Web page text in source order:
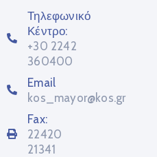
Τηλεφωνικό
Κέντρο:
+30 2242
360400
Email
kos_mayor@kos.gr
Fax:
22420
21341